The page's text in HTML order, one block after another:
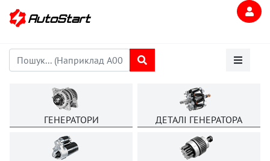
ГЕНЕРАТОРИ ДЕТАЛІ ГЕНЕРАТОРА